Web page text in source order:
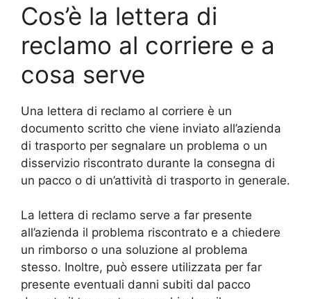
Cos’è la lettera di
reclamo al corriere e a
cosa serve
Una lettera di reclamo al corriere è un
documento scritto che viene inviato all’azienda
di trasporto per segnalare un problema o un
disservizio riscontrato durante la consegna di
un pacco o di un’attività di trasporto in generale.
La lettera di reclamo serve a far presente
all’azienda il problema riscontrato e a chiedere
un rimborso o una soluzione al problema
stesso. Inoltre, può essere utilizzata per far
presente eventuali danni subiti dal pacco